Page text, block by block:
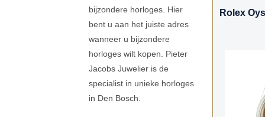
bijzondere horloges. Hier
bent u aan het juiste adres
wanneer u bijzondere
horloges wilt kopen. Pieter
Jacobs Juwelier is de
specialist in unieke horloges
in Den Bosch.
Rolex